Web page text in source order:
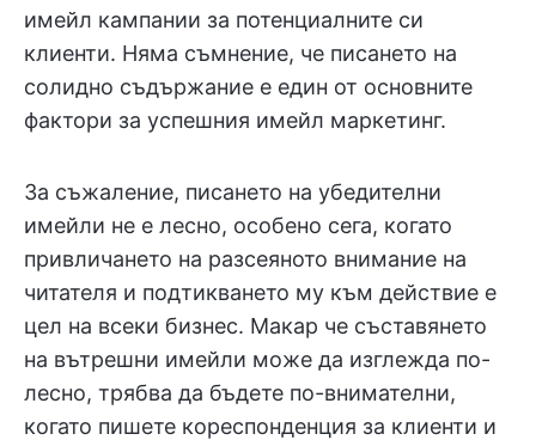
имейл кампании за потенциалните си
клиенти. Няма съмнение, че писането на
солидно съдържание е един от основните
фактори за успешния имейл маркетинг.
За съжаление, писането на убедителни
имейли не е лесно, особено сега, когато
привличането на разсеяното внимание на
читателя и подтикването му към действие е
цел на всеки бизнес. Макар че съставянето
на вътрешни имейли може да изглежда по-
лесно, трябва да бъдете по-внимателни,
когато пишете кореспонденция за клиенти и